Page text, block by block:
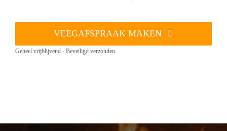
VEEGAFSPRAAK MAKEN
Geheel vrijblijvend - Beveiligd verzonden